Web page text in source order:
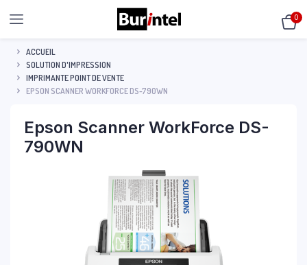
0
ACCUEIL
SOLUTION D'IMPRESSION
IMPRIMANTE POINT DE VENTE
EPSON SCANNER WORKFORCE DS-790WN
Epson Scanner WorkForce DS-
790WN